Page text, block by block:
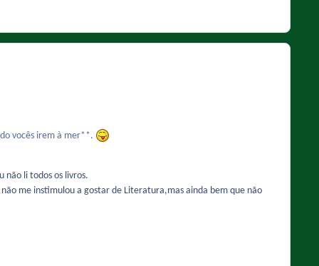
vocês irem à mer**.
não li todos os livros.
me instimulou a gostar de Literatura,mas ainda bem que não